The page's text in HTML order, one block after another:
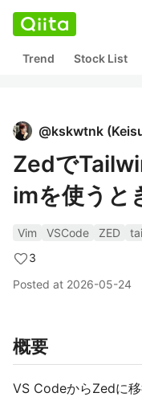
Trend Stock List
@kskwtnk (
Zedで
imを使うと
Vim VSCode ZED
3
Posted at 2026-05-24
概要
VS CodeからZedに